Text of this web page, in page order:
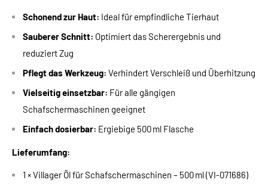
Schonend zur Haut: Ideal für empfindliche Tierhaut
Sauberer Schnitt: Optimiert das Scherergebnis und
reduziert Zug
Pflegt das Werkzeug: Verhindert Verschleiß und Überhitzung
Vielseitig einsetzbar: Für alle gängigen
Schafschermaschinen geeignet
Einfach dosierbar: Ergiebige 500 ml Flasche
Lieferumfang:
1 × Villager Öl für Schafschermaschinen – 500 ml (VI-071686)